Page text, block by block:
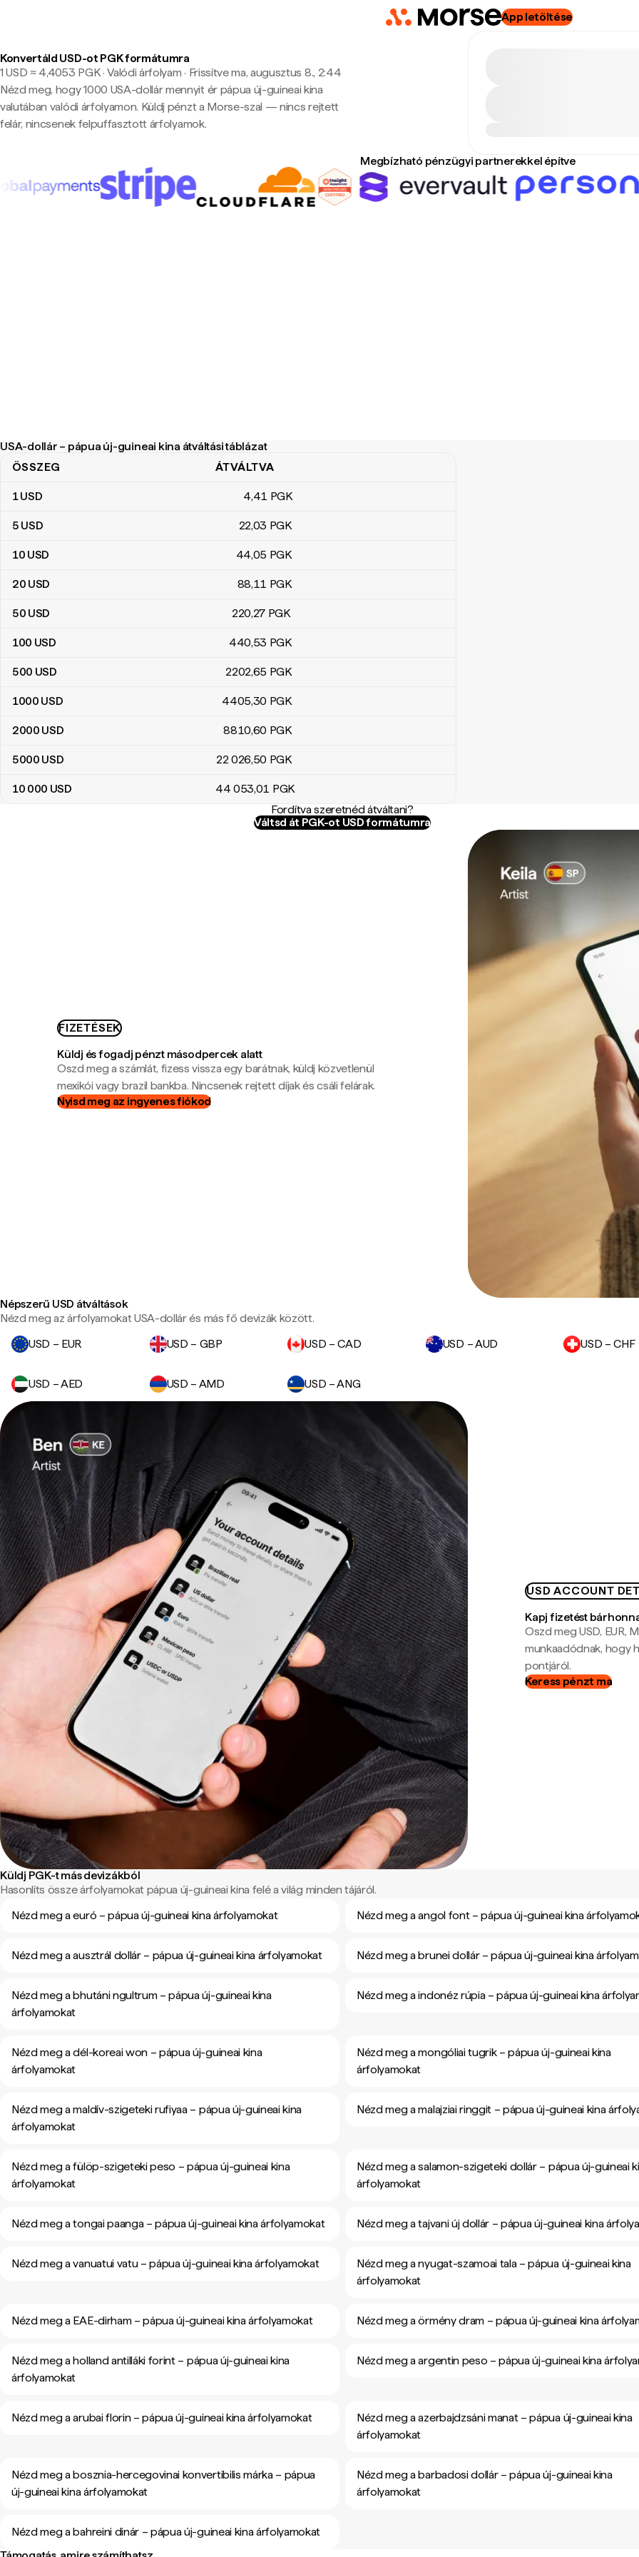
App letöltése
Konvertáld USD-ot PGK formátumra
1 USD ≈ 4,4053 PGK · Valódi árfolyam · Frissítve ma, augusztus 8., 2:44
Nézd meg, hogy 1000 USA-dollár mennyit ér pápua új-guineai kina
valutában valódi árfolyamon. Küldj pénzt a Morse-szal — nincs rejtett
felár, nincsenek felpuffasztott árfolyamok.
Megbízható pénzügyi partnerekkel építve
USA-dollár – pápua új-guineai kina átváltási táblázat
USA-dollár – pápua új-guineai kina átváltási táblázat
ÖSSZEG ÁTVÁLTVA
1USD 4,41 PGK
5 USD 22,03 PGK
10 USD 44,05 PGK
20 USD 88,11 PGK
50 USD 220,27 PGK
100 USD 440,53 PGK
500 USD 2202,65 PGK
1000 USD 4405,30 PGK
2000 USD 8810,60 PGK
5000 USD 22 026,50 PGK
10 000 USD 44 053,01 PGK
Fordítva szeretnéd átváltani?
Váltsd át PGK-ot USD formátumra
FIZETÉSEK
Küldj és fogadj pénzt másodpercek alatt
Oszd meg a számlát, fizess vissza egy barátnak, küldj közvetlenül
mexikói vagy brazil bankba. Nincsenek rejtett díjak és csáli felárak.
Nyisd meg az ingyenes fiókod
Népszerű USD átváltások
Nézd meg az árfolyamokat USA-dollár és más fő devizák között.
USD – EUR
USD – GBP USD – CAD USD – AUD USD – CHF
USD – AED USD – AMD USD – ANG
USD ACCOUNT
Kapj fizetést
Oszd meg USD, EUR,
munkaadódnak, hogy
pontjáról.
Keress pénzt ma
Küldj PGK-t más devizákból
Hasonlíts össze árfolyamokat pápua új-guineai kina felé a világ minden tájáról.
Nézd meg a euró – pápua új-guineai kina árfolyamokat
Nézd meg a angol font – pápua új-guineai kina
Nézd meg a ausztrál dollár – pápua új-guineai kina árfolyamokat Nézd meg a brunei dollár – pápua új-guineai kina
Nézd meg a bhutáni ngultrum – pápua új-guineai kina
árfolyamokat
Nézd meg a indonéz rúpia – pápua új-guineai kina
Nézd meg a dél-koreai won – pápua új-guineai kina
árfolyamokat
Nézd meg a mongóliai tugrik – pápua új-guineai kina
árfolyamokat
Nézd meg a maldív-szigeteki rufiyaa – pápua új-guineai kina
árfolyamokat
Nézd meg a malajziai ringgit – pápua új-guineai kina
Nézd meg a fülöp-szigeteki peso – pápua új-guineai kina
árfolyamokat
Nézd meg a salamon-szigeteki dollár – pápua új-guineai
árfolyamokat
Nézd meg a tongai paanga – pápua új-guineai kina árfolyamokat Nézd meg a tajvani új dollár – pápua új-guineai kina
Nézd meg a vanuatui vatu – pápua új-guineai kina árfolyamokat
Nézd meg a nyugat-szamoai tala – pápua új-guineai kina
árfolyamokat
Nézd meg a EAE-dirham – pápua új-guineai kina árfolyamokat Nézd meg a örmény dram – pápua új-guineai kina
Nézd meg a holland antilláki forint – pápua új-guineai kina
árfolyamokat
Nézd meg a argentin peso – pápua új-guineai kina
Nézd meg a arubai florin – pápua új-guineai kina árfolyamokat
Nézd meg a azerbajdzsáni manat – pápua új-guineai kina
árfolyamokat
Nézd meg a bosznia-hercegovinai konvertibilis márka – pápua
új-guineai kina árfolyamokat
Nézd meg a barbadosi dollár – pápua új-guineai kina
árfolyamokat
Nézd meg a bahreini dinár – pápua új-guineai kina árfolyamokat